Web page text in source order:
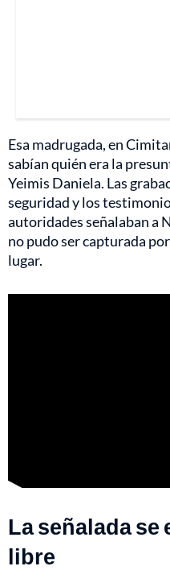
Esa madrugada, en
sabían quién era la
Yeimis Daniela. Las
seguridad y los
autoridades señalaban a
no pudo ser capturada
lugar.
La señalada se
libre